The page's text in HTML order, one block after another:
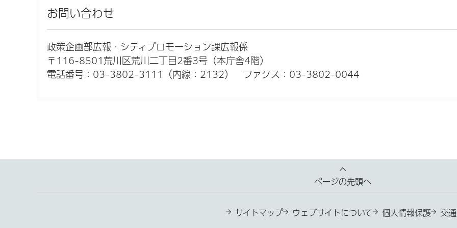
お問い合わせ
政策企画部広報・シティプロモーション課広報係
〒116-8501荒川区荒川二丁目2番3号（本庁舎4階）
電話番号：03-3802-3111（内線：2132）
ファクス：03-3802-0044
ページの先頭へ
サイトマップ ウェブサイトについて 個人情報保護 交